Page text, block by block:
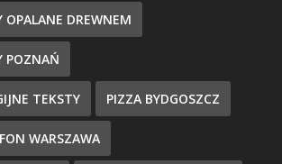
OPALANE DREWNEM
POZNAŃ
TEKSTY PIZZA BYDGOSZCZ
WARSZAWA